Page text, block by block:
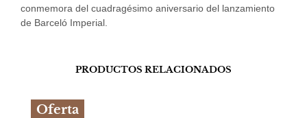
conmemora del cuadragésimo aniversario del lanzamiento
de Barceló Imperial.
PRODUCTOS RELACIONADOS
Oferta